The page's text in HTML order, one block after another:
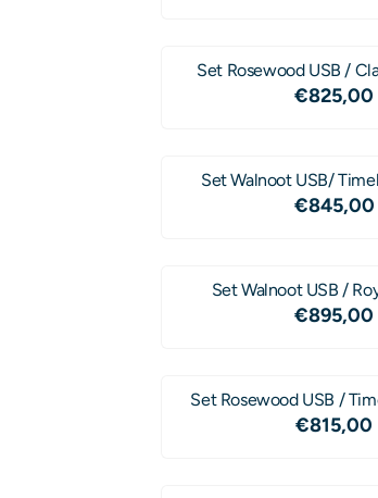
Set Rosewood USB /
Prijs:
€825,00
Set Walnoot USB/
Prijs:
€845,00
Set Walnoot USB /
Prijs:
€895,00
Set Rosewood USB /
Prijs:
€815,00